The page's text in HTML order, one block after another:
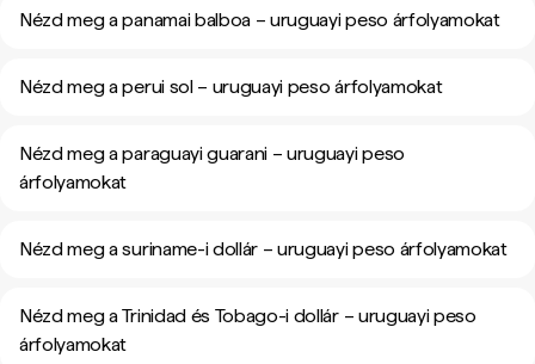
Nézd meg a panamai balboa – uruguayi peso árfolyamokat
Nézd meg a perui sol – uruguayi peso árfolyamokat
Nézd meg a paraguayi guarani – uruguayi peso
árfolyamokat
Nézd meg a suriname-i dollár – uruguayi peso árfolyamokat
Nézd meg a Trinidad és Tobago-i dollár – uruguayi peso
árfolyamokat